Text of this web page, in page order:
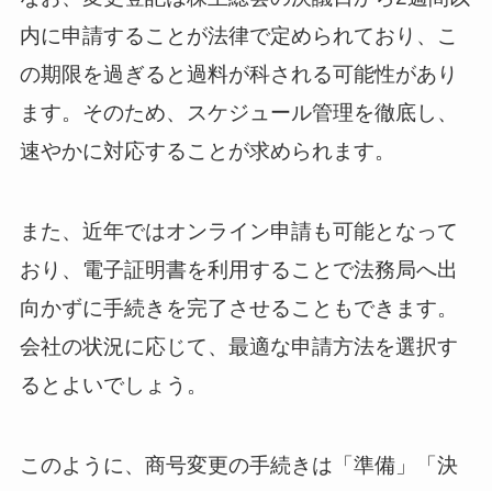
内に申請することが法律で定められており、こ
の期限を過ぎると過料が科される可能性があり
ます。そのため、スケジュール管理を徹底し、
速やかに対応することが求められます。
また、近年ではオンライン申請も可能となって
おり、電子証明書を利用することで法務局へ出
向かずに手続きを完了させることもできます。
会社の状況に応じて、最適な申請方法を選択す
るとよいでしょう。
このように、商号変更の手続きは「準備」「決